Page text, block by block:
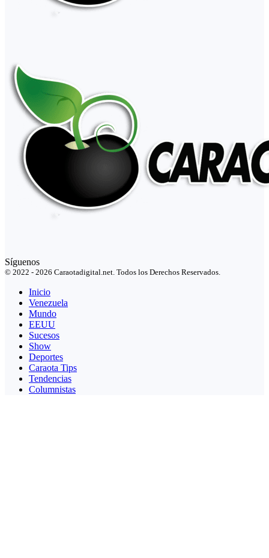
Síguenos
© 2022 - 2026 Caraotadigital.net. Todos los Derechos Reservados.
Inicio
Venezuela
Mundo
EEUU
Sucesos
Show
Deportes
Caraota Tips
Tendencias
Columnistas